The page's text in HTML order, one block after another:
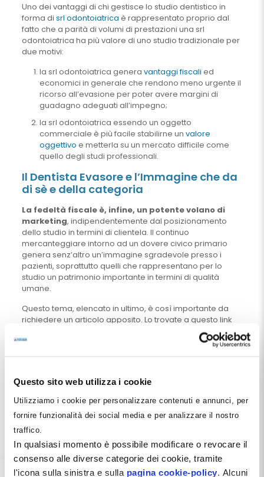
Questo sito web utilizza i cookie
Utilizziamo i cookie per personalizzare contenuti e annunci, per
fornire funzionalità dei social media e per analizzare il nostro
traffico.
In qualsiasi momento è possibile modificare o revocare il
consenso alle diverse categorie dei cookie, tramite
l'icona sulla sinistra e sulla pagina cookie-policy. Alcuni
Uno dei vantaggi di chi gestisce lo studio dentistico in
forma di srl odontoiatrica è rappresentato proprio dal
fatto che a parità di volumi di prestazioni una srl
odontoiatrica ha più valore di uno studio tradizionale per
due motivi:
la srl odontoiatrica genera vantaggi fiscali ed
economici in generale che rendono meno urgente il
ricorso all’evasione per poter avere margini di
guadagno adeguati all’impegno;
la srl odontoiatrica essendo un oggetto
commerciale è più facile stabilirne un valore
oggettivo e metterla su un mercato difficile come
quello degli studi professionali.
Il Dentista Evasore e l’Immagine che da
di sè e della categoria
La fedeltà fiscale è, infine, un potente volano di
marketing, indipendentemente dal posizionamento
dello studio in termini di clientela. Il continuo
mercanteggiare intorno ad un dovere civico primario
genera senz’altro un’immagine sgradevole presso i
pazienti, soprattutto quelli che rappresentano per lo
studio un patrimonio importante in termini di qualità
umane.
Questo tema, elencato in ultimo, è così importante da
richiedere un articolo apposito. Lo trovate a questo link
Ho lasciato da ultimo laquestione morale
non è il mio ambito di interesse …
Evasione fiscale e stress organizzativo
essere analizzato e misurato attraverso tre indicatori
fondamentali: